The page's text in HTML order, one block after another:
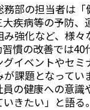
部の担当者は「
疾病等の予防、
強化など、様々
慣の改善では40
イベントやセミ
課題となってい
の健康への意識
きたい」と語る。